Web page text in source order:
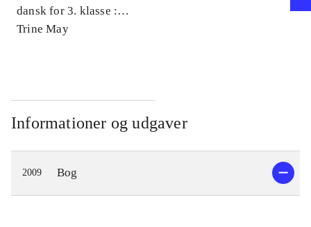
dansk for 3. klasse :
grundbog. Arbejdsbog.
Trine May
Informationer og udgaver
2009 Bog